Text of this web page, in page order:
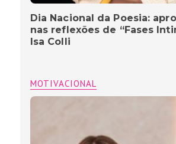
Dia Nacional da Poesia:
nas reflexões de “Fases
Isa Colli
MOTIVACIONAL